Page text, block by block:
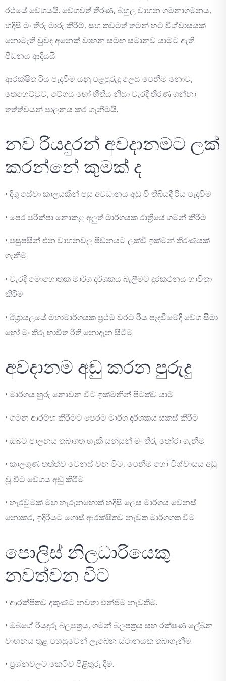
රථයේ වේගයයි. වේගවත් තීරණ, බහුල වාහන ගමනාගමනය,
හදිසි මං තීරු මාරු කිරීම්, සහ තවමත් තමන් හට විශ්වාසයක්
නොමැති වුවද අනෙක් වාහන සමඟ සමානව යාමට ඇති
පීඩනය ආදියයි.
ආරක්ෂිත රිය පැදවීම යනු පළපුරුදු ලෙස පෙනීම නොව,
තෙහෙට්ටුව, වේගය හෝ භීතිය නිසා වැරදි තීරණ ගන්නා
තත්ත්වයන් පාලනය කර ගැනීමයි.
නව රියදුරන් අවදානමට ලක්
කරන්නේ කුමක් ද
• දිගු සේවා කාලයකින් පසු අවධානය අඩු වී තිබියදී රිය පැදවීම
• පෙර පරීක්ෂා නොකළ අලුත් මාර්ගයක රාත්‍රියේ ගමන් කිරීම
• පසුපසින් එන වාහනවල පීඩනයට ලක්වී ඉක්මන් තීරණයක්
ගැනීම
• වැරදි මොහොතක මාර්ග දර්ශකය බැලීමට දුරකථනය භාවිතා
කිරීම
• ඊශ්‍රායලයේ මහාමාර්ගයක ප්‍රථම වරට රිය පැදවීමේදී වේග සීමා
හෝ මං තීරු භාවිත රීති නොදැන සිටීම
අවදානම අඩු කරන පුරුදු
• මාර්ගය හුරු නොවන විට ඉක්මනින් පිටත්ව යාම
• ගමන ආරම්භ කිරීමට පෙරම මාර්ග දර්ශකය සකස් කිරීම
• ඔබට පාලනය තබාගත හැකි සන්සුන් මං තීරු තෝරා ගැනීම
• කාලගුණ තත්ත්ව වෙනස් වන විට, පෙනීම හෝ විශ්වාසය අඩු
වූ විට වේගය අඩු කිරීම
• හැරවුමක් මඟ හැරුනහොත් හදිසි ලෙස මාර්ගය වෙනස්
නොකර, ඉදිරියට ගොස් ආරක්ෂිතව නැවත මාර්ගගත වීම
පොලිස් නිලධාරියෙකු
නවත්වන විට
• ආරක්ෂිතව දකුණට නවතා එන්ජිම නැවතීම.
• ඔබගේ රියදුරු බලපත්‍රය, ගමන් බලපත්‍රය සහ රක්ෂණ ලේඛන
වාහනය තුළ පහසුවෙන් ලැබෙන ස්ථානයක තබාගැනීම.
• ප්‍රශ්නවලට කෙටිව පිළිතුරු දීම.